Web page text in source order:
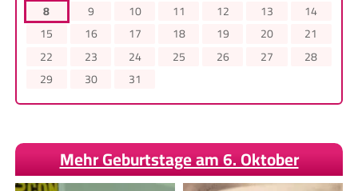
8
9 10 11 12 13
14
15
16 17 18 19 20
21
22
23 24 25 26 27
28
29
30 31
Mehr Geburtstage am 6. Oktober